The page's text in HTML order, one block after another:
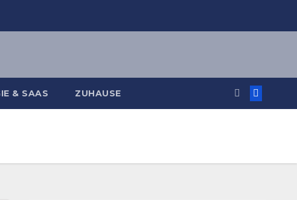
& SAAS ZUHAUSE